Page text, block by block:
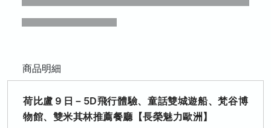
商品明細
荷比盧９日－5D飛行體驗、童話雙城遊船、梵谷博
物館、雙米其林推薦餐廳【長榮魅力歐洲】